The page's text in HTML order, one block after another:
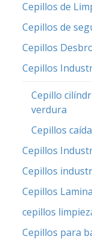
Cepillos de
Cepillos de
Cepillos
Cepillos
Cepillo
verdura
Cepillos
Cepillos
Cepillos
Cepillos
cepillos
Cepillos para